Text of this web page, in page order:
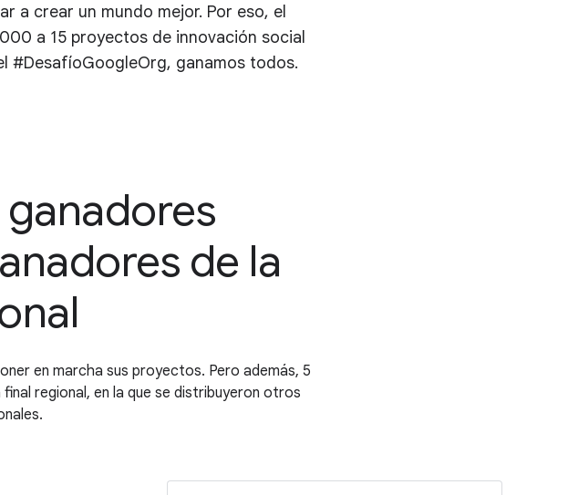
a crear un mundo mejor. Por eso, el
a 15 proyectos de innovación social
#DesafíoGoogleOrg, ganamos todos.
ganadores
de la
en marcha sus proyectos. Pero además, 5
regional, en la que se distribuyeron otros